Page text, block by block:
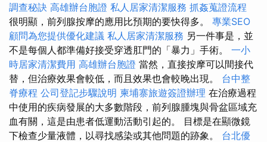
調查秘訣 高雄辦台胞證 私人居家清潔服務 抓姦蒐證流程
很明顯，前列腺按摩的應用比預期的要快得多。 專業SEO
顧問為您提供優化建議 私人居家清潔服務 另一件事是，並
不是每個人都準備好接受穿透肛門的「暴力」手術。 一小
時居家清潔費用 高雄辦台胞證 當然，直接按摩可以間接代
替，但治療效果會較低，而且效果也會較晚出現。 台中整
脊療程 公司登記步驟說明 柬埔寨旅遊簽證辦理 在治療過程
中使用的疾病發展的大多數階段，前列腺腫塊與骨盆區域充
血有關，這是由患者低運動活動引起的。 目標是在顯微鏡
下檢查少量液體，以尋找感染或其他問題的跡象。 台北優